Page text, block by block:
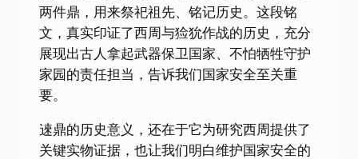
两件鼎，用来祭祀祖先、铭记历史。这段铭
文，真实印证了西周与猃狁作战的历史，充分
展现出古人拿起武器保卫国家、不怕牺牲守护
家园的责任担当，告诉我们国家安全至关重
要。
逨鼎的历史意义，还在于它为研究西周提供了
关键实物证据，也让我们明白维护国家安全的